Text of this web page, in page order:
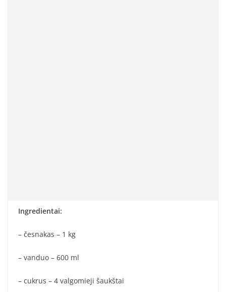
Ingredientai:
– česnakas – 1 kg
– vanduo – 600 ml
– cukrus – 4 valgomieji šaukštai